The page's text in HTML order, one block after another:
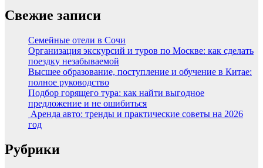
Свежие записи
Семейные отели в Сочи
Организация экскурсий и туров по Москве: как сделать
поездку незабываемой
Высшее образование, поступление и обучение в Китае:
полное руководство
Подбор горящего тура: как найти выгодное
предложение и не ошибиться
Аренда авто: тренды и практические советы на 2026
год
Рубрики